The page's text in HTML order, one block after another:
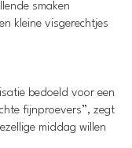
smaken
kleine visgerechtjes
bedoeld voor een
fijnproevers”, zegt
middag willen